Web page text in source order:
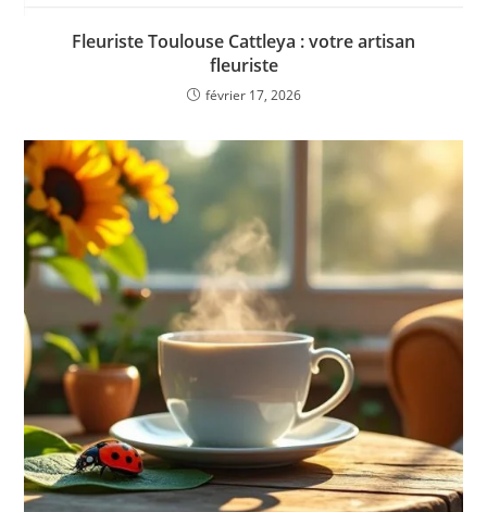
Fleuriste Toulouse Cattleya : votre artisan
fleuriste
février 17, 2026